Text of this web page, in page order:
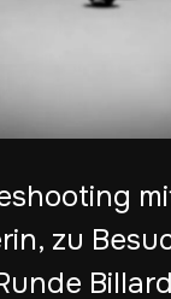
zu
Billard